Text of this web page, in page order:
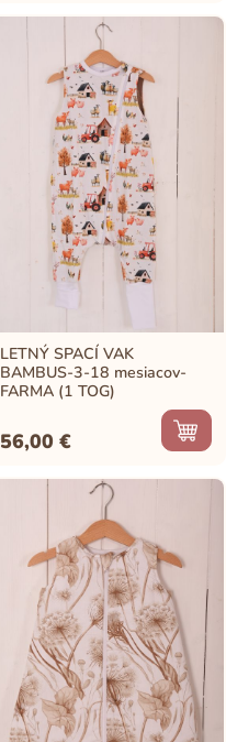
LETNÝ SPACÍ VAK
BAMBUS-3-18 mesiacov-
FARMA (1 TOG)
56,00€